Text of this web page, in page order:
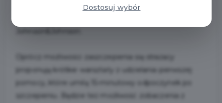
Personel medyczny oferuje szczepienie dla osób
Oprócz możliwości zaszczepienia się strażacy
proponują krótkie warsztaty z udzielania pierwszej
pomocy, które umilą 15-minutowy odpoczynek po
szczepieniu. Będzie też możliwość zobaczenia z
Dostosuj wybór